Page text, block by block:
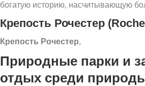
богатую историю, насчитывающую
Крепость Рочестер
Крепость Рочестер,
Природные парки и
отдых среди